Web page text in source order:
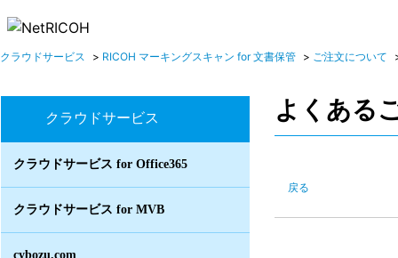
クラウドサービス > RICOH マーキングスキャン for 文書保管 > ご注文について
クラウドサービス
クラウドサービス for Office365
クラウドサービス for MVB
cybozu.com
よくある
戻る